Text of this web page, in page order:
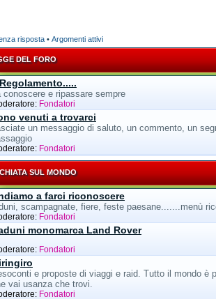
risposta • Argomenti attivi
DEL FORO
conoscere e ripassare sempre
Fondatori
venuti a trovarci
un messaggio di saluto, un commento, un
Fondatori
SUL MONDO
a farci riconoscere
scampagnate, fiere, feste paesane.......menù
Fondatori
monomarca Land Rover
Fondatori
e proposte di viaggi e raid. Tutto il mondo è
vai usanza che trovi.
Fondatori